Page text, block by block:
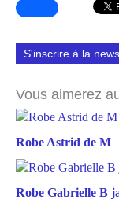
S'inscrire à la
Vous aimerez
Robe Astrid de M
Robe Gabrielle B